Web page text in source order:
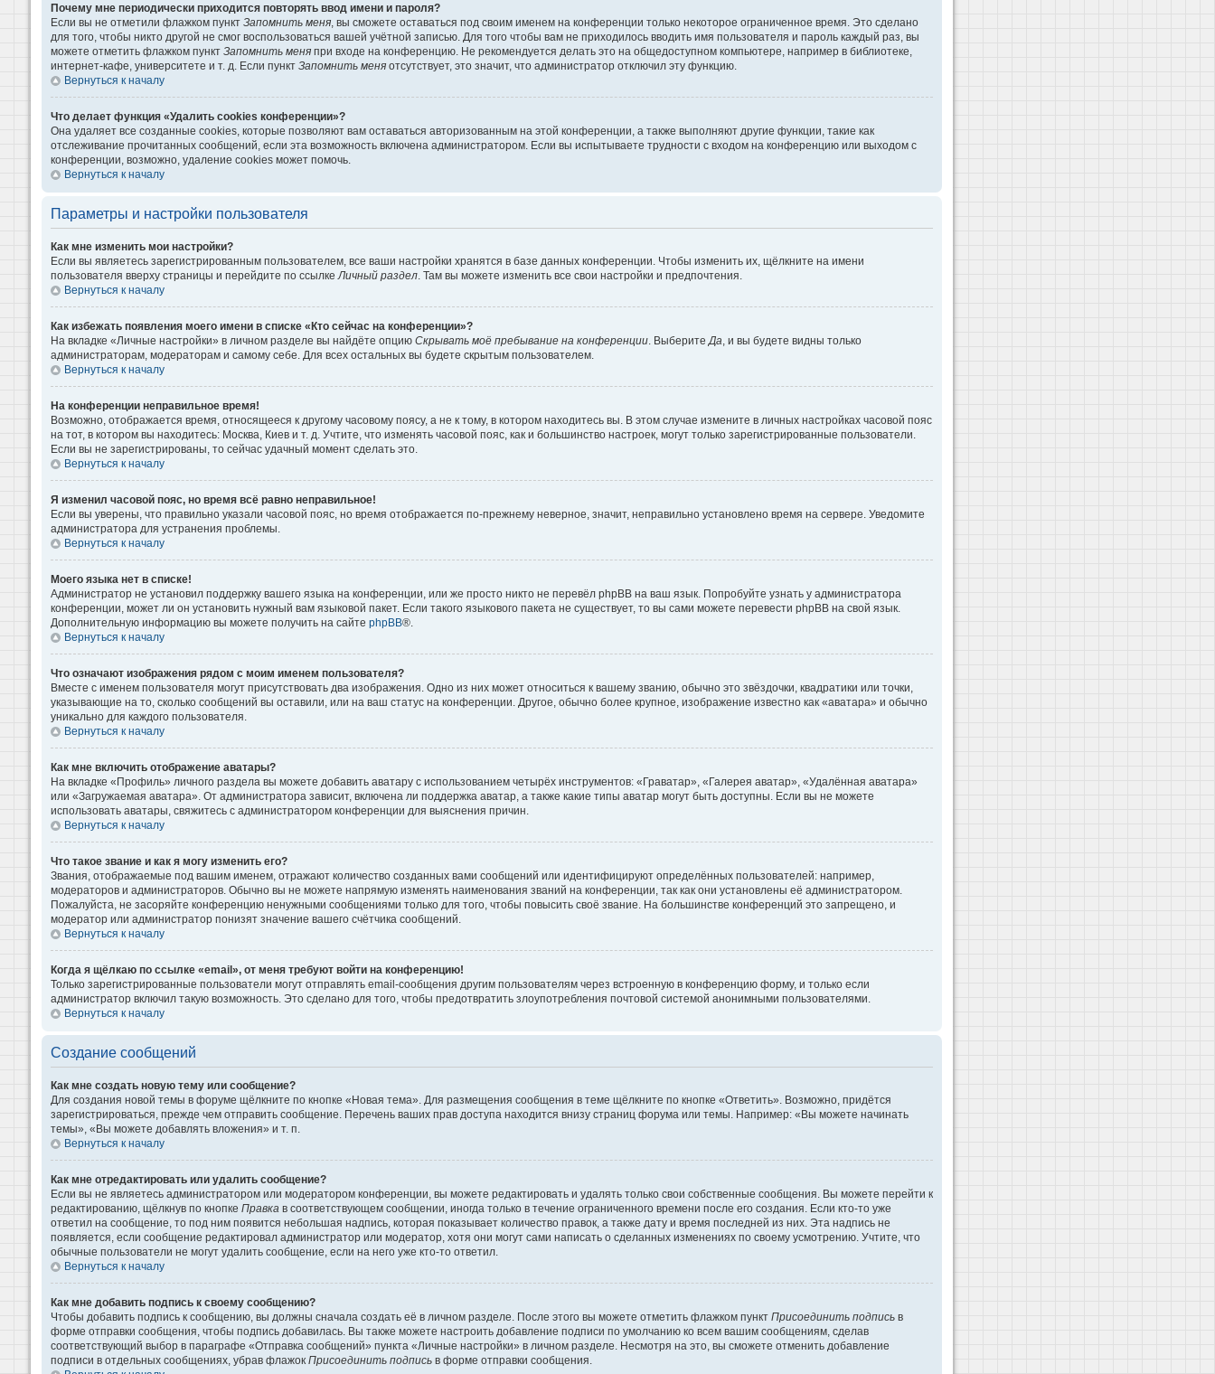
Почему мне периодически приходится повторять ввод имени и пароля?
Если вы не отметили флажком пункт Запомнить меня , вы сможете оставаться под своим именем на конференции только некоторое ограниченное время. Это сделано
для того, чтобы никто другой не смог воспользоваться вашей учётной записью. Для того чтобы вам не приходилось вводить имя пользователя и пароль каждый раз, вы
можете отметить флажком пункт Запомнить меня при входе на конференцию. Не рекомендуется делать это на общедоступном компьютере, например в библиотеке,
интернет-кафе, университете и т. д. Если пункт Запомнить меня отсутствует, это значит, что администратор отключил эту функцию.
Вернуться к началу
Что делает функция «Удалить cookies конференции»?
Она удаляет все созданные cookies, которые позволяют вам оставаться авторизованным на этой конференции, а также выполняют другие функции, такие как
отслеживание прочитанных сообщений, если эта возможность включена администратором. Если вы испытываете трудности с входом на конференцию или выходом с
конференции, возможно, удаление cookies может помочь.
Вернуться к началу
Параметры и настройки пользователя
Как мне изменить мои настройки?
Если вы являетесь зарегистрированным пользователем, все ваши настройки хранятся в базе данных конференции. Чтобы изменить их, щёлкните на имени
пользователя вверху страницы и перейдите по ссылке Личный раздел . Там вы можете изменить все свои настройки и предпочтения.
Вернуться к началу
Как избежать появления моего имени в списке «Кто сейчас на конференции»?
На вкладке «Личные настройки» в личном разделе вы найдёте опцию Скрывать моё пребывание на конференции . Выберите Да , и вы будете видны только
администраторам, модераторам и самому себе. Для всех остальных вы будете скрытым пользователем.
Вернуться к началу
На конференции неправильное время!
Возможно, отображается время, относящееся к другому часовому поясу, а не к тому, в котором находитесь вы. В этом случае измените в личных настройках часовой пояс
на тот, в котором вы находитесь: Москва, Киев и т. д. Учтите, что изменять часовой пояс, как и большинство настроек, могут только зарегистрированные пользователи.
Если вы не зарегистрированы, то сейчас удачный момент сделать это.
Вернуться к началу
Я изменил часовой пояс, но время всё равно неправильное!
Если вы уверены, что правильно указали часовой пояс, но время отображается по-прежнему неверное, значит, неправильно установлено время на сервере. Уведомите
администратора для устранения проблемы.
Вернуться к началу
Моего языка нет в списке!
Администратор не установил поддержку вашего языка на конференции, или же просто никто не перевёл phpBB на ваш язык. Попробуйте узнать у администратора
конференции, может ли он установить нужный вам языковой пакет. Если такого языкового пакета не существует, то вы сами можете перевести phpBB на свой язык.
Дополнительную информацию вы можете получить на сайте phpBB®.
Вернуться к началу
Что означают изображения рядом с моим именем пользователя?
Вместе с именем пользователя могут присутствовать два изображения. Одно из них может относиться к вашему званию, обычно это звёздочки, квадратики или точки,
указывающие на то, сколько сообщений вы оставили, или на ваш статус на конференции. Другое, обычно более крупное, изображение известно как «аватара» и обычно
уникально для каждого пользователя.
Вернуться к началу
Как мне включить отображение аватары?
На вкладке «Профиль» личного раздела вы можете добавить аватару с использованием четырёх инструментов: «Граватар», «Галерея аватар», «Удалённая аватара»
или «Загружаемая аватара». От администратора зависит, включена ли поддержка аватар, а также какие типы аватар могут быть доступны. Если вы не можете
использовать аватары, свяжитесь с администратором конференции для выяснения причин.
Вернуться к началу
Что такое звание и как я могу изменить его?
Звания, отображаемые под вашим именем, отражают количество созданных вами сообщений или идентифицируют определённых пользователей: например,
модераторов и администраторов. Обычно вы не можете напрямую изменять наименования званий на конференции, так как они установлены её администратором.
Пожалуйста, не засоряйте конференцию ненужными сообщениями только для того, чтобы повысить своё звание. На большинстве конференций это запрещено, и
модератор или администратор понизят значение вашего счётчика сообщений.
Вернуться к началу
Когда я щёлкаю по ссылке «email», от меня требуют войти на конференцию!
Только зарегистрированные пользователи могут отправлять email-сообщения другим пользователям через встроенную в конференцию форму, и только если
администратор включил такую возможность. Это сделано для того, чтобы предотвратить злоупотребления почтовой системой анонимными пользователями.
Вернуться к началу
Создание сообщений
Как мне создать новую тему или сообщение?
Для создания новой темы в форуме щёлкните по кнопке «Новая тема». Для размещения сообщения в теме щёлкните по кнопке «Ответить». Возможно, придётся
зарегистрироваться, прежде чем отправить сообщение. Перечень ваших прав доступа находится внизу страниц форума или темы. Например: «Вы можете начинать
темы», «Вы можете добавлять вложения» и т. п.
Вернуться к началу
Как мне отредактировать или удалить сообщение?
Если вы не являетесь администратором или модератором конференции, вы можете редактировать и удалять только свои собственные сообщения. Вы можете перейти к
редактированию, щёлкнув по кнопке Правка в соответствующем сообщении, иногда только в течение ограниченного времени после его создания. Если кто-то уже
ответил на сообщение, то под ним появится небольшая надпись, которая показывает количество правок, а также дату и время последней из них. Эта надпись не
появляется, если сообщение редактировал администратор или модератор, хотя они могут сами написать о сделанных изменениях по своему усмотрению. Учтите, что
обычные пользователи не могут удалить сообщение, если на него уже кто-то ответил.
Вернуться к началу
Как мне добавить подпись к своему сообщению?
Чтобы добавить подпись к сообщению, вы должны сначала создать её в личном разделе. После этого вы можете отметить флажком пункт Присоединить подпись в
форме отправки сообщения, чтобы подпись добавилась. Вы также можете настроить добавление подписи по умолчанию ко всем вашим сообщениям, сделав
соответствующий выбор в параграфе «Отправка сообщений» пункта «Личные настройки» в личном разделе. Несмотря на это, вы сможете отменить добавление
подписи в отдельных сообщениях, убрав флажок Присоединить подпись в форме отправки сообщения.